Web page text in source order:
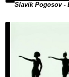
Slavik Pogosov